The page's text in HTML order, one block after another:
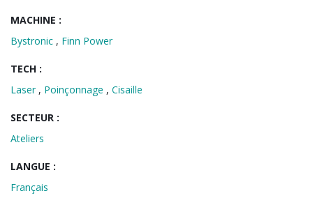
MACHINE :
Bystronic , Finn Power
TECH :
Laser , Poinçonnage , Cisaille
SECTEUR :
Ateliers
LANGUE :
Français